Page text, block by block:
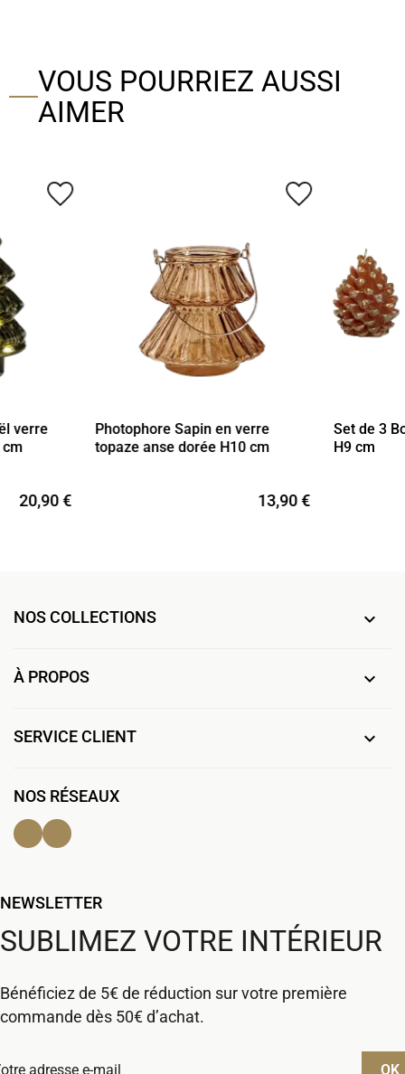
VOUS POURRIEZ AUSSI
AIMER
verre
20,90 €
favorite_border
Photophore Sapin en verre
topaze anse dorée H10 cm
13,90 €
favorite_border
Set de 3
H9 cm
NOS COLLECTIONS 
À PROPOS 
SERVICE CLIENT 
NOS RÉSEAUX
Facebook
NEWSLETTER
SUBLIMEZ VOTRE INTÉRIEUR
Bénéficiez de 5€ de réduction sur votre première
commande dès 50€ d’achat.